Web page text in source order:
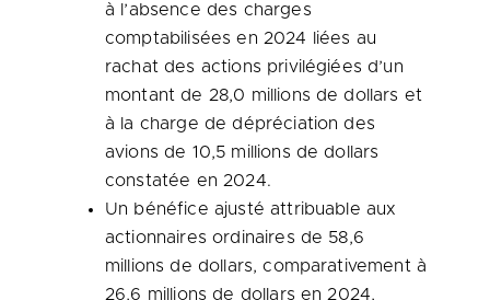
à l’absence des charges
comptabilisées en 2024 liées au
rachat des actions privilégiées d’un
montant de 28,0 millions de dollars et
à la charge de dépréciation des
avions de 10,5 millions de dollars
constatée en 2024.
Un bénéfice ajusté attribuable aux
actionnaires ordinaires de 58,6
millions de dollars, comparativement à
26,6 millions de dollars en 2024,